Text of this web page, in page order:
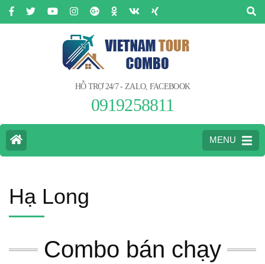
HỖ TRỢ 24/7 - ZALO, FACEBOOK
0919258811
MENU
Hạ Long
Combo bán chạy